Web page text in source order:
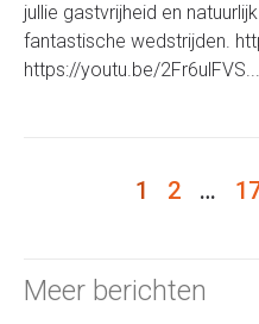
jullie gastvrijheid en
fantastische wedstrijden.
https://youtu.be/2Fr6ulFVS...
1 2 …
Meer berichten